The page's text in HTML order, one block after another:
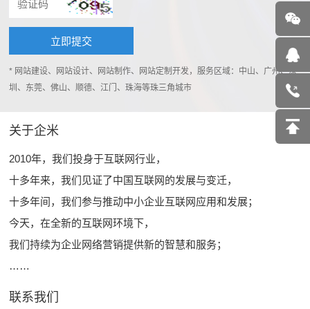
* 网站建设、网站设计、网站制作、网站定制开发，服务区域：中山、广州、深
圳、东莞、佛山、顺德、江门、珠海等珠三角城市
关于企米
2010年，我们投身于互联网行业，
十多年来，我们见证了中国互联网的发展与变迁，
十多年间，我们参与推动中小企业互联网应用和发展；
今天，在全新的互联网环境下，
我们持续为企业网络营销提供新的智慧和服务；
……
联系我们